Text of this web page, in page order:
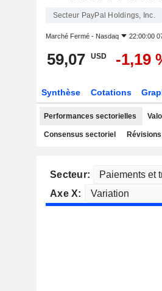
Secteur PayPal Holdings, Inc.
Marché Fermé - Nasdaq 22:00:00
59,07 USD -1,19
Synthèse Cotations
Performances sectorielles
Consensus sectoriel
Secteur:
Axe X: